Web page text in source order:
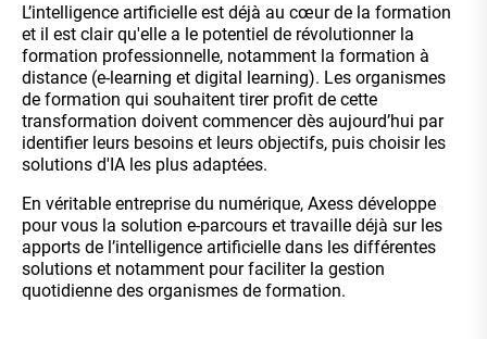
L’intelligence artificielle est déjà au cœur de la formation
et il est clair qu'elle a le potentiel de révolutionner la
formation professionnelle, notamment la formation à
distance (e-learning et digital learning). Les organismes
de formation qui souhaitent tirer profit de cette
transformation doivent commencer dès aujourd’hui par
identifier leurs besoins et leurs objectifs, puis choisir les
solutions d'IA les plus adaptées.
En véritable entreprise du numérique, Axess développe
pour vous la solution e-parcours et travaille déjà sur les
apports de l’intelligence artificielle dans les différentes
solutions et notamment pour faciliter la gestion
quotidienne des organismes de formation.